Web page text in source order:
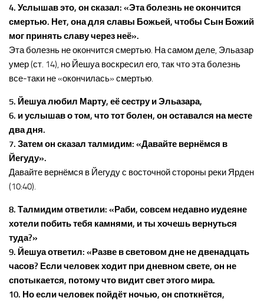
4. Услышав это, он сказал: «Эта болезнь не окончится
смертью. Нет, она для славы Божьей, чтобы Сын Божий
мог принять славу через неё».
Эта болезнь не окончится смертью. На самом деле, Эльазар
умер (ст. 14), но Йешуа воскресил его, так что эта болезнь
все-таки не «окончилась» смертью.
5. Йешуа любил Марту, её сестру и Эльазара,
6. и услышав о том, что тот болен, он оставался на месте
два дня.
7. Затем он сказал талмидим: «Давайте вернёмся в
Йегуду».
Давайте вернёмся в Йегуду с восточной стороны реки Ярден
(10:40).
8. Талмидим ответили: «Раби, совсем недавно иудеяне
хотели побить тебя камнями, и ты хочешь вернуться
туда?»
9. Йешуа ответил: «Разве в световом дне не двенадцать
часов? Если человек ходит при дневном свете, он не
спотыкается, потому что видит свет этого мира.
10. Но если человек пойдёт ночью, он споткнётся,